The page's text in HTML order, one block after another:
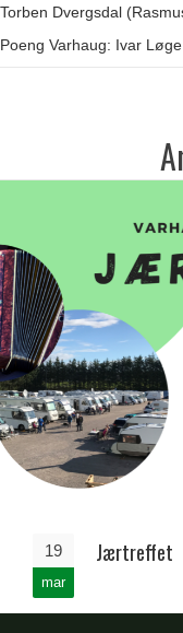
Torben Dvergsdal
Poeng Varhaug: Ivar
19
mar
Jærtreffet